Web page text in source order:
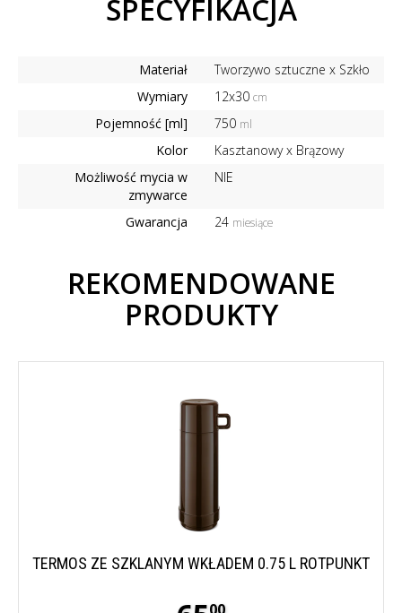
SPECYFIKACJA
Materiał
Tworzywo sztuczne x Szkło
Wymiary
12x30 cm
Pojemność [ml] 750 ml
Kolor
Kasztanowy x Brązowy
Możliwość mycia w
zmywarce
NIE
Gwarancja 24 miesiące
REKOMENDOWANE
PRODUKTY
TERMOS ZE SZKLANYM WKŁADEM 0.75 L ROTPUNKT